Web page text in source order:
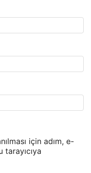
için adım, e-